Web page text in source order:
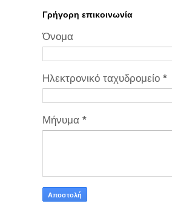
Γρήγορη επικοινωνία
Όνομα
Ηλεκτρονικό ταχυδρομείο *
Μήνυμα *